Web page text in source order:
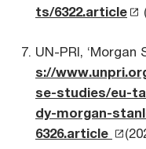
ts/6322.article
UN-PRI, ‘Morgan
s://
se-studies/eu-
dy-morgan-
6326.article